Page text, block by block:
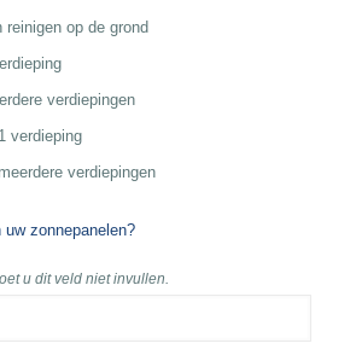
reinigen op de grond
verdiepingen
verdieping
verdiepingen
zonnepanelen?
u dit veld niet invullen.